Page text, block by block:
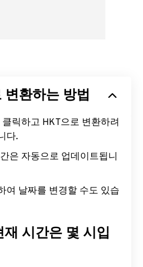
환하는 방법
릭하고 HKT으로 변환하려
다.
은 자동으로 업데이트됩니
여 날짜를 변경할 수도 있습
시간은 몇 시입